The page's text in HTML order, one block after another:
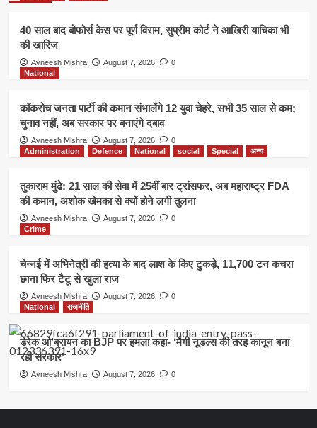
40 साल बाद बोफोर्स केस पर पूर्ण विराम, सुप्रीम कोर्ट ने आखिरी याचिका भी
की खारिज
Avneesh Mishra August 7, 2026
0
National
कॉकरोच जनता पार्टी की कमान संभालेंगे 12 युवा चेहरे, सभी 35 साल से कम;
चुनाव नहीं, अब सरकार पर बनाएंगे दबाव
Avneesh Mishra August 7, 2026
0
Administration
Defence National social Special अन्य
तुकाराम मुंढे: 21 साल की सेवा में 25वीं बार ट्रांसफर, अब महाराष्ट्र FDA
की कमान, अशोक खेमका से क्यों होने लगी तुलना
Avneesh Mishra August 7, 2026
0
Crime
चेन्नई में अभिनेत्री की हत्या के बाद लाश के किए टुकड़े, 11,700 टन कचरा
छाना फिर टैटू से खुला राज
Avneesh Mishra August 7, 2026
0
National
राजनीति
डेरेक ओ’ब्रायन का BJP पर हमला कहा- ‘मैगी नूडल्स की तरह कानून बना
रही सरकार’
Avneesh Mishra August 7, 2026 0